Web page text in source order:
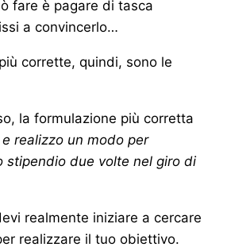
fare è pagare di tasca
a convincerlo…
corrette, quindi, sono le
la formulazione più corretta
e realizzo un modo per
stipendio due volte nel giro di
realmente iniziare a cercare
realizzare il tuo obiettivo.